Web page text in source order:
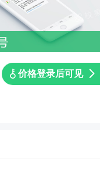
价格登录后可见